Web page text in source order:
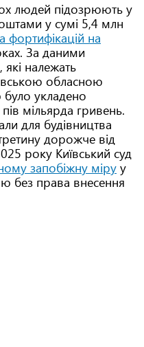
людей підозрюють у
у сумі 5,4 млн
фортифікацій на
За даними
належать
обласною
було укладено
мільярда гривень.
для будівництва
дорожче від
року Київський суд
запобіжну міру у
без права внесення